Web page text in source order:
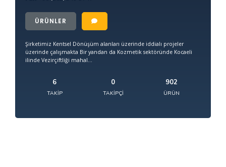
ÜRÜNLER
Şirketimiz Kentsel Dönüşüm alanları üzerinde iddialı projeler
üzerinde çalışmakta Bir yandan da Kozmetik sektöründe Kocaeli
ilinde Vezirçiftliği mahal...
6
TAKIP
0
TAKIPÇI
902
ÜRÜN